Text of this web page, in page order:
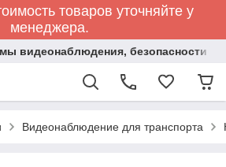
товаров уточняйте у
менеджера.
видеонаблюдения, безопасности и
Видеонаблюдение для транспорта